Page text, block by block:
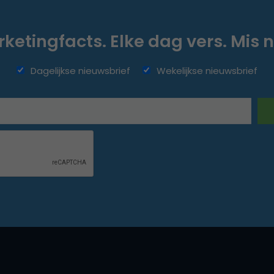
Elke dag vers. Mis
Dagelijkse nieuwsbrief Wekelijkse nieuwsbrief